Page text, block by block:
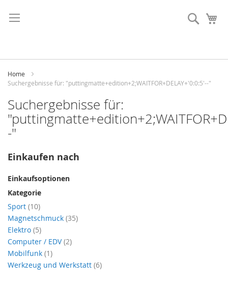
zum
Inhalt
Suche
Home
Suchergebnisse für: "puttingmatte+edition+2;WAITFOR+DELAY+'0:0:5'--"
Suchergebnisse für:
-"
Einkaufen nach
Einkaufsoptionen
Kategorie
Sport 10Artikel
Magnetschmuck 35Artikel
Elektro 5Artikel
Computer / EDV 2Artikel
Mobilfunk 1Artikel
Werkzeug und Werkstatt 6Artikel